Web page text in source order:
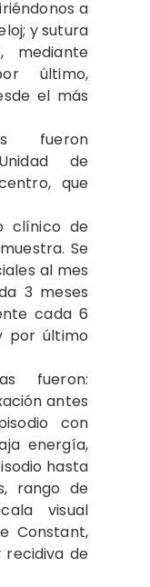
a
y sutura
último,
el más
fueron
de
que
clínico de
Se
al mes
3 meses
cada 6
por último
fueron:
antes
con
energía,
hasta
rango de
visual
Constant,
recidiva de